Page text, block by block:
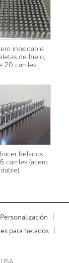
inoxidable
de hielo,
20 carriles
helados
carriles (acero
Personalización
para helados